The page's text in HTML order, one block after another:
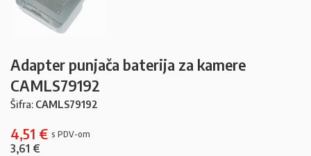
Adapter punjača baterija za kamere
CAMLS79192
Šifra: CAMLS79192
4,51 €
3,61 €